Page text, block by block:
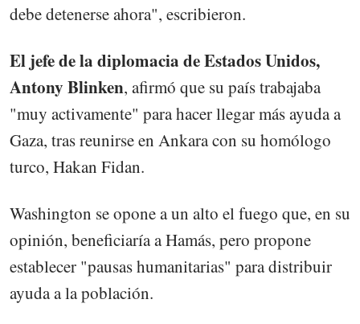
debe detenerse ahora", escribieron.
El jefe de la diplomacia de Estados Unidos,
Antony Blinken, afirmó que su país trabajaba
"muy activamente" para hacer llegar más ayuda a
Gaza, tras reunirse en Ankara con su homólogo
turco, Hakan Fidan.
Washington se opone a un alto el fuego que, en su
opinión, beneficiaría a Hamás, pero propone
establecer "pausas humanitarias" para distribuir
ayuda a la población.